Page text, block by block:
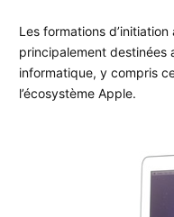
Les formations
principalement destinées
informatique, y compris
l’écosystème Apple.